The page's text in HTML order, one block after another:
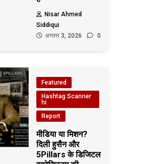
Nisar Ahmed
Siddiqui
अगस्त 3, 2026
0
Featured
Hashtag Scanner
hi
Report
मीडिया या मिशन?
दिली हुसैन और
5Pillars के डिजिटल